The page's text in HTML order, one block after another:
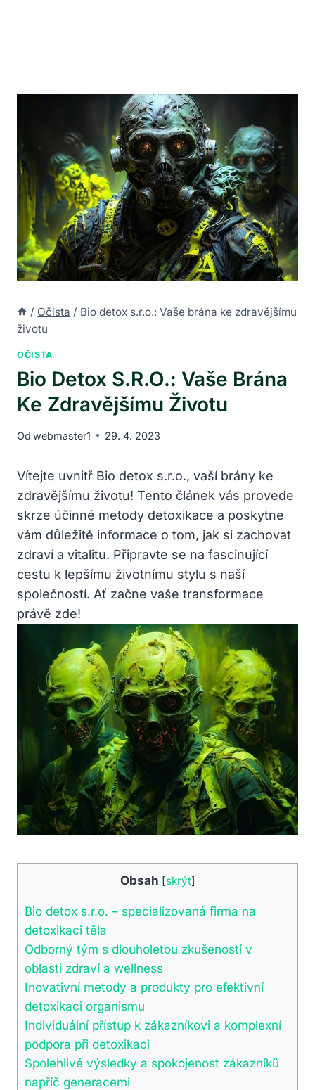
/ Očista / Bio detox s.r.o.: Vaše brána ke zdravějšímu
životu
OČISTA
Bio Detox S.r.o.: Vaše Brána
Ke Zdravějšímu Životu
Od webmaster1 29. 4. 2023
Vítejte uvnitř Bio detox s.r.o., vaší brány ke
zdravějšímu životu! Tento článek vás provede
skrze účinné metody detoxikace a poskytne
vám důležité informace o tom, jak si zachovat
zdraví a vitalitu. Připravte se na fascinující
cestu k lepšímu životnímu stylu s naší
společností. Ať začne vaše transformace
právě zde!
Obsah [skrýt]
Bio detox s.r.o. – specializovaná firma na
detoxikaci těla
Odborný tým s dlouholetou zkušeností v
oblasti zdraví a wellness
Inovativní metody a produkty pro efektivní
detoxikaci organismu
Individuální přístup k zákazníkovi a komplexní
podpora při detoxikaci
Spolehlivé výsledky a spokojenost zákazníků
napříč generacemi